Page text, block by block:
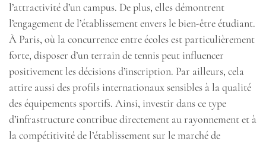
l’attractivité d’un campus. De plus, elles démontrent
l’engagement de l’établissement envers le bien-être étudiant.
À Paris, où la concurrence entre écoles est particulièrement
forte, disposer d’un terrain de tennis peut influencer
positivement les décisions d’inscription. Par ailleurs, cela
attire aussi des profils internationaux sensibles à la qualité
des équipements sportifs. Ainsi, investir dans ce type
d’infrastructure contribue directement au rayonnement et à
la compétitivité de l’établissement sur le marché de